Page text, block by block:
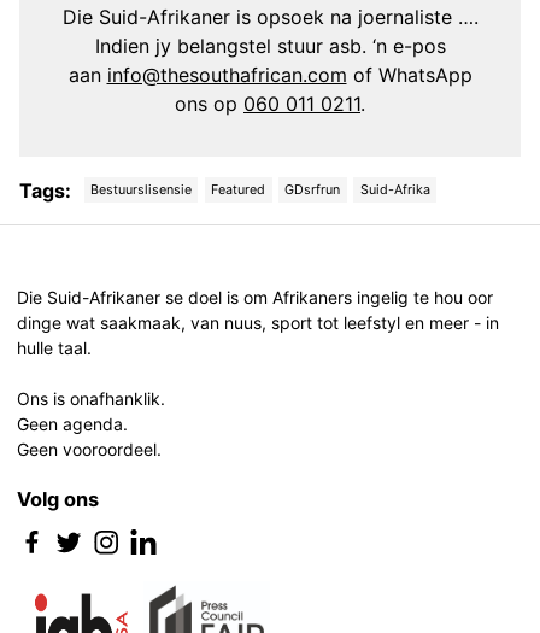
Die Suid-Afrikaner is opsoek na joernaliste ….
Indien jy belangstel stuur asb. ‘n e-pos
aan info@thesouthafrican.com of WhatsApp
ons op 060 011 0211.
Tags: Bestuurslisensie Featured GDsrfrun Suid-Afrika
Die Suid-Afrikaner se doel is om Afrikaners ingelig te hou oor
dinge wat saakmaak, van nuus, sport tot leefstyl en meer - in
hulle taal.
Ons is onafhanklik.
Geen agenda.
Geen vooroordeel.
Volg ons